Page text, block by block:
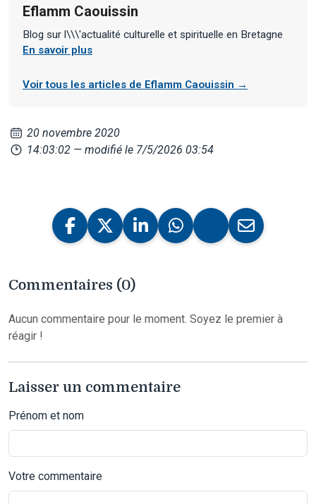
Eflamm Caouissin
Blog sur l\\\'actualité culturelle et spirituelle en Bretagne
En savoir plus
Voir tous les articles de Eflamm Caouissin →
20 novembre 2020
14:03:02 — modifié le 7/5/2026 03:54
Commentaires (0)
Aucun commentaire pour le moment. Soyez le premier à
réagir !
Laisser un commentaire
Prénom et nom
Votre commentaire